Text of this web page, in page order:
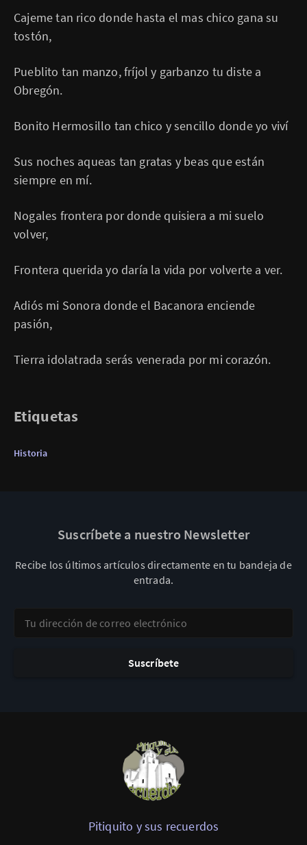
Cajeme tan rico donde hasta el mas chico gana su
tostón,
Pueblito tan manzo, fríjol y garbanzo tu diste a
Obregón.
Bonito Hermosillo tan chico y sencillo donde yo viví
Sus noches aqueas tan gratas y beas que están
siempre en mí.
Nogales frontera por donde quisiera a mi suelo
volver,
Frontera querida yo daría la vida por volverte a ver.
Adiós mi Sonora donde el Bacanora enciende
pasión,
Tierra idolatrada serás venerada por mi corazón.
Etiquetas
Historia
Suscríbete a nuestro Newsletter
Recibe los últimos artículos directamente en tu bandeja de
entrada.
Suscríbete
Pitiquito y sus recuerdos